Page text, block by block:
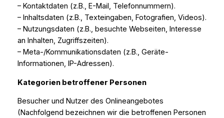
– Kontaktdaten (z.B., E-Mail, Telefonnummern).
– Inhaltsdaten (z.B., Texteingaben, Fotografien, Videos).
– Nutzungsdaten (z.B., besuchte Webseiten, Interesse
an Inhalten, Zugriffszeiten).
– Meta-/Kommunikationsdaten (z.B., Geräte-
Informationen, IP-Adressen).
Kategorien betroffener Personen
Besucher und Nutzer des Onlineangebotes
(Nachfolgend bezeichnen wir die betroffenen Personen